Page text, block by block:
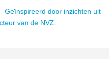
Geïnspireerd door inzichten uit
van de NVZ.